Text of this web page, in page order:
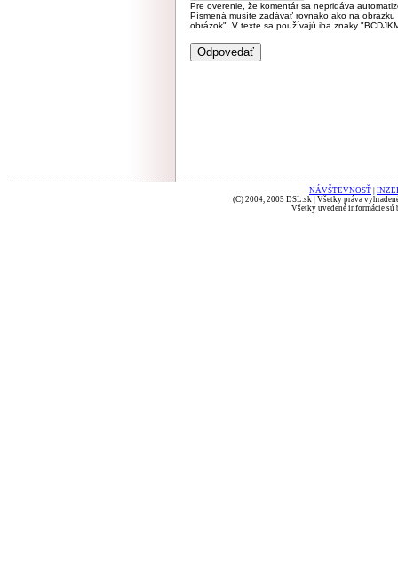
Pre overenie, že komentár sa nepridáva
Písmená musíte zadávať rovnako ako na
obrázok". V texte sa používajú iba znaky
NÁVŠTEVNOSŤ
(C) 2004, 2005 DSL.sk | Všetky práva
Všetky uvedené informácie sú